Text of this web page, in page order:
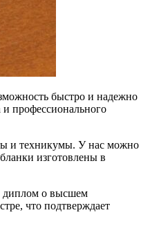
быстро и надежно
профессионального
и техникумы. У нас можно
изготовлены в
диплом о высшем
что подтверждает